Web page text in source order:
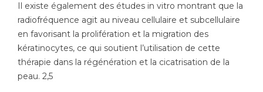
Il existe également des études in vitro montrant que la
radiofréquence agit au niveau cellulaire et subcellulaire
en favorisant la prolifération et la migration des
kératinocytes, ce qui soutient l’utilisation de cette
thérapie dans la régénération et la cicatrisation de la
peau. 2,5